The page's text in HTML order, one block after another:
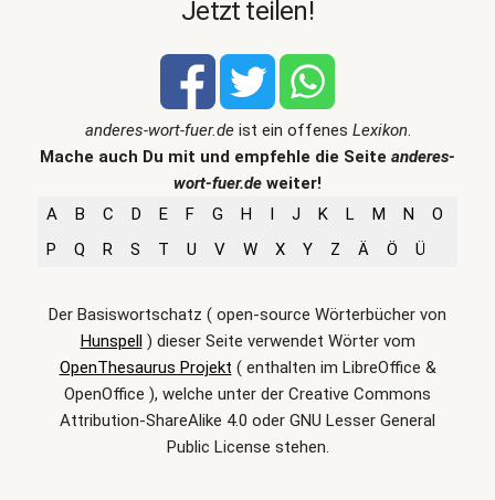
Jetzt teilen!
anderes-wort-fuer.deist ein offenes Lexikon.
Mache auch Du mit und empfehle die Seite anderes-
wort-fuer.de weiter!
A
B C D E F G H I J K L M N
O
P
Q R S T U V W X Y Z Ä Ö Ü
Der Basiswortschatz ( open-source Wörterbücher von
Hunspell) dieser Seite verwendet Wörter vom
OpenThesaurus Projekt ( enthalten im LibreOffice &
OpenOffice ), welche unter der Creative Commons
Attribution-ShareAlike 4.0 oder GNU Lesser General
Public License stehen.